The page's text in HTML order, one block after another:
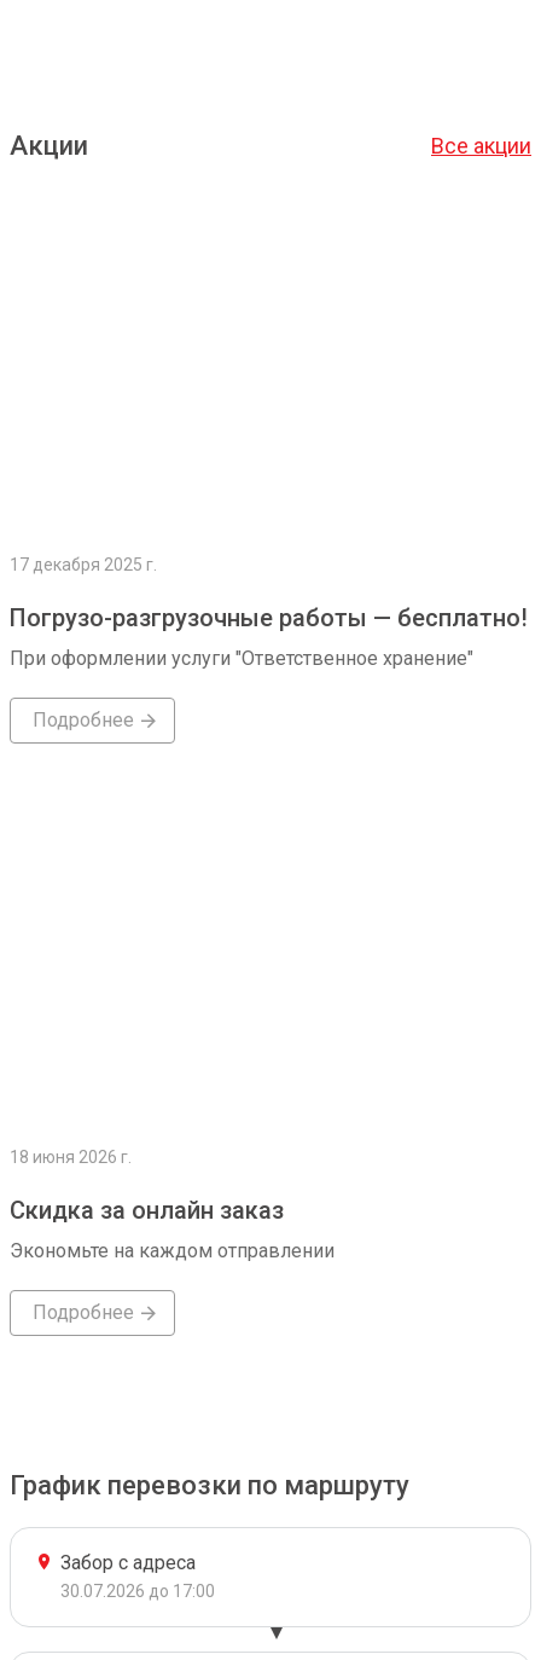
Акции Все акции
17 декабря 2025 г.
Погрузо-разгрузочные работы — бесплатно!
При оформлении услуги "Ответственное хранение"
Подробнее
18 июня 2026 г.
Скидка за онлайн заказ
Экономьте на каждом отправлении
Подробнее
График перевозки по маршруту
Забор с адреса
30.07.2026 до 17:00